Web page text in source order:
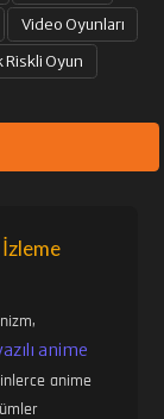
Video Oyunları
Riskli Oyun
anime
anime